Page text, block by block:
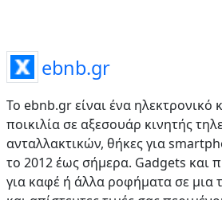
ebnb.gr
Το ebnb.gr είναι ένα ηλεκτρονικό
ποικιλία σε αξεσουάρ κινητής
ανταλλακτικών, θήκες για
το 2012 έως σήμερα. Gadgets και
για καφέ ή άλλα ροφήματα σε μια